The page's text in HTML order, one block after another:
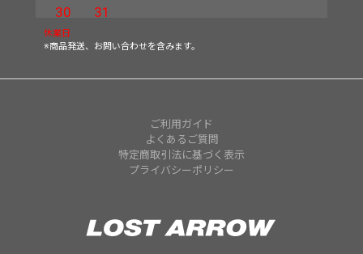
30
31
休業日
※商品発送、お問い合わせを含みます。
ご利用ガイド
よくあるご質問
特定商取引法に基づく表示
プライバシーポリシー